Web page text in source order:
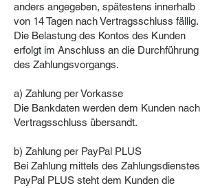
anders angegeben, spätestens innerhalb
von 14 Tagen nach Vertragsschluss fällig.
Die Belastung des Kontos des Kunden
erfolgt im Anschluss an die Durchführung
des Zahlungsvorgangs.
a) Zahlung per Vorkasse
Die Bankdaten werden dem Kunden nach
Vertragsschluss übersandt.
b) Zahlung per PayPal PLUS
Bei Zahlung mittels des Zahlungsdienstes
PayPal PLUS steht dem Kunden die